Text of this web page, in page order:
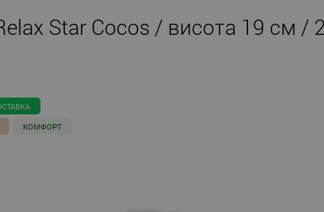
Star Cocos / висота 19 см /
КОМФОРТ